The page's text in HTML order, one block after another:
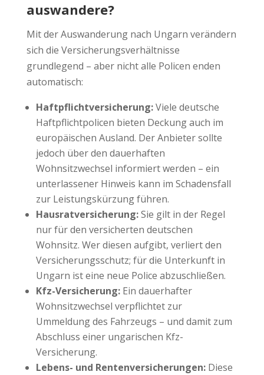
auswandere?
Mit der Auswanderung nach Ungarn verändern
sich die Versicherungsverhältnisse
grundlegend – aber nicht alle Policen enden
automatisch:
Haftpflichtversicherung:Viele deutsche
Haftpflichtpolicen bieten Deckung auch im
europäischen Ausland. Der Anbieter sollte
jedoch über den dauerhaften
Wohnsitzwechsel informiert werden – ein
unterlassener Hinweis kann im Schadensfall
zur Leistungskürzung führen.
Hausratversicherung:Sie gilt in der Regel
nur für den versicherten deutschen
Wohnsitz. Wer diesen aufgibt, verliert den
Versicherungsschutz; für die Unterkunft in
Ungarn ist eine neue Police abzuschließen.
Kfz-Versicherung:Ein dauerhafter
Wohnsitzwechsel verpflichtet zur
Ummeldung des Fahrzeugs – und damit zum
Abschluss einer ungarischen Kfz-
Versicherung.
Lebens- und Rentenversicherungen:Diese